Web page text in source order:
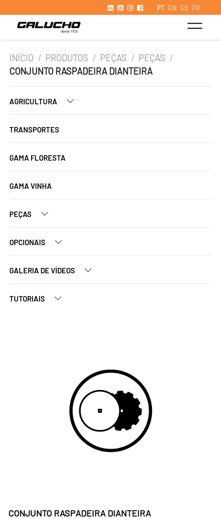
PT EN ES FR
INÍCIO / PRODUTOS / PEÇAS / PEÇAS /
CONJUNTO RASPADEIRA DIANTEIRA
AGRICULTURA
TRANSPORTES
GAMA FLORESTA
GAMA VINHA
PEÇAS
OPCIONAIS
GALERIA DE VÍDEOS
TUTORIAIS
CONJUNTO RASPADEIRA DIANTEIRA